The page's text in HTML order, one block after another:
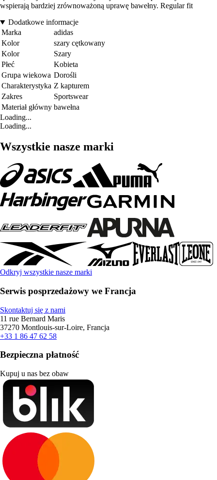
wspierają bardziej zrównoważoną uprawę bawełny. Regular fit
Dodatkowe informacje
Marka
adidas
Kolor
szary cętkowany
Kolor
Szary
Płeć
Kobieta
Grupa wiekowa Dorośli
Charakterystyka Z kapturem
Zakres
Sportswear
Materiał główny bawełna
Loading...
Loading...
Wszystkie nasze marki
Odkryj wszystkie nasze marki
Serwis posprzedażowy we Francja
Skontaktuj się z nami
11 rue Bernard Maris
37270 Montlouis-sur-Loire, Francja
+33 1 86 47 62 58
Bezpieczna płatność
Kupuj u nas bez obaw